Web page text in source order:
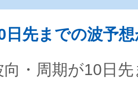
日先までの波予
向・周期が10日